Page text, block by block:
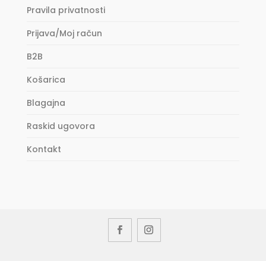
Pravila privatnosti
Prijava/Moj račun
B2B
Košarica
Blagajna
Raskid ugovora
Kontakt